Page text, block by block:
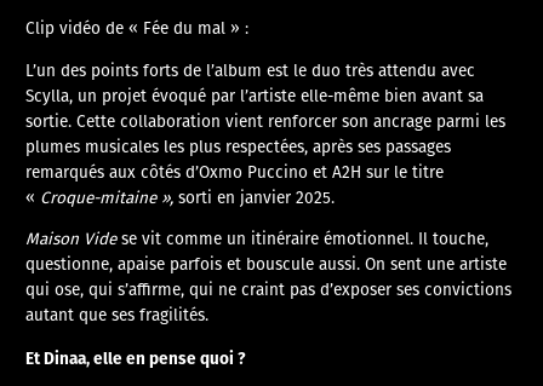
Clip vidéo de « Fée du mal » :
L’un des points forts de l’album est le duo très attendu avec
Scylla, un projet évoqué par l’artiste elle-même bien avant sa
sortie. Cette collaboration vient renforcer son ancrage parmi les
plumes musicales les plus respectées, après ses passages
remarqués aux côtés d’Oxmo Puccino et A2H sur le titre
« Croque-mitaine », sorti en janvier 2025.
Maison Videse vit comme un itinéraire émotionnel. Il touche,
questionne, apaise parfois et bouscule aussi. On sent une artiste
qui ose, qui s’affirme, qui ne craint pas d’exposer ses convictions
autant que ses fragilités.
Et Dinaa, elle en pense quoi ?